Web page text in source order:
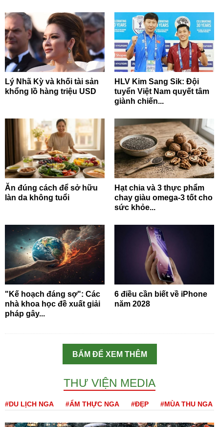
Lý Nhã Kỳ và khối tài sản
khổng lồ hàng triệu USD
HLV Kim Sang Sik: Đội
tuyển Việt Nam quyết tâm
giành chiến...
Ăn đúng cách để sở hữu
làn da không tuổi
Hạt chia và 3 thực phẩm
chay giàu omega-3 tốt cho
sức khỏe...
"Kế hoạch đáng sợ": Các
nhà khoa học đề xuất giải
pháp gây...
6 điều cần biết về iPhone
năm 2028
BẤM ĐỂ XEM THÊM
THƯ VIỆN MEDIA
#DU LỊCH NGA #ẨM THỰC NGA #ĐẸP #MÙA THU NGA